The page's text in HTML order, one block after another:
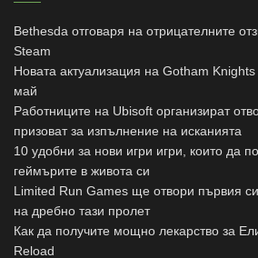
Bethesda отговаря на отрицателните
Steam
Новата актуализация на Gotham
май
Работниците на Ubisoft организират
призоват за изпълнение на исканията
10 удобни за нови игри игри, които да
геймърите в живота си
Limited Run Games ще отвори първия
на дребно тази пролет
Как да получите мощно лекарство за
Reload